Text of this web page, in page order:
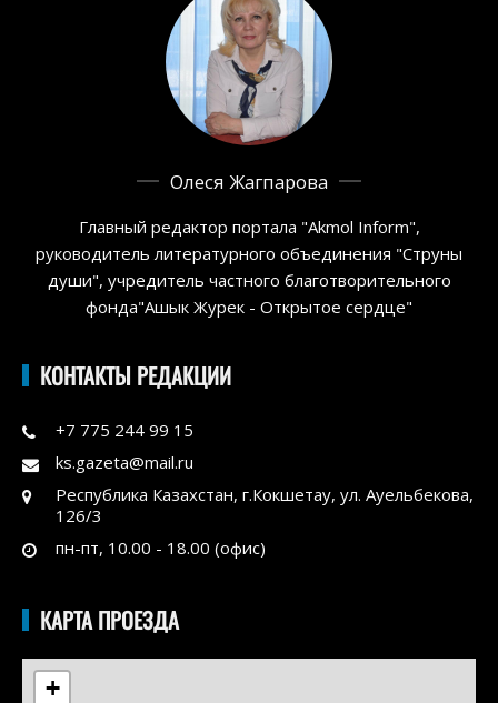
Олеся Жагпарова
Главный редактор портала "Akmol Inform",
руководитель литературного объединения "Струны
души", учредитель частного благотворительного
фонда"Ашык Журек - Открытое сердце"
КОНТАКТЫ РЕДАКЦИИ
+7 775 244 99 15
ks.gazeta@mail.ru
Республика Казахстан, г.Кокшетау, ул. Ауельбекова,
126/3
пн-пт, 10.00 - 18.00 (офис)
КАРТА ПРОЕЗДА
+